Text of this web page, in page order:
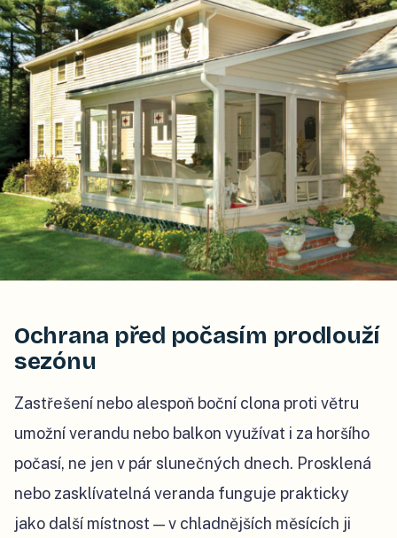
Ochrana před počasím prodlouží
sezónu
Zastřešení nebo alespoň boční clona proti větru
umožní verandu nebo balkon využívat i za horšího
počasí, ne jen v pár slunečných dnech. Prosklená
nebo zasklívatelná veranda funguje prakticky
jako další místnost — v chladnějších měsících ji